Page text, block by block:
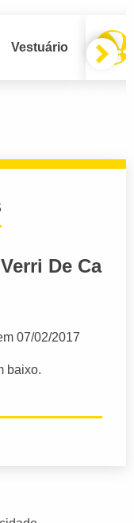
Vestuário
De Ca
07/02/2017
baixo.